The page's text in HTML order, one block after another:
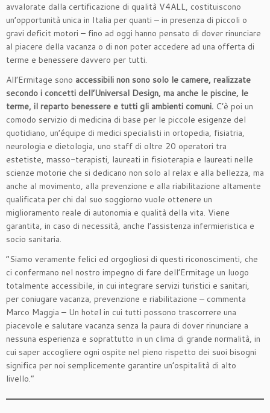
avvalorate dalla certificazione di qualità V4ALL, costituiscono
un’opportunità unica in Italia per quanti – in presenza di piccoli o
gravi deficit motori – fino ad oggi hanno pensato di dover rinunciare
al piacere della vacanza o di non poter accedere ad una offerta di
terme e benessere davvero per tutti.
All’Ermitage sono accessibili non sono solo le camere, realizzate
secondo i concetti dell’Universal Design, ma anche le piscine, le
terme, il reparto benessere e tutti gli ambienti comuni. C’è poi un
comodo servizio di medicina di base per le piccole esigenze del
quotidiano, un’équipe di medici specialisti in ortopedia, fisiatria,
neurologia e dietologia, uno staff di oltre 20 operatori tra
estetiste, masso-terapisti, laureati in fisioterapia e laureati nelle
scienze motorie che si dedicano non solo al relax e alla bellezza, ma
anche al movimento, alla prevenzione e alla riabilitazione altamente
qualificata per chi dal suo soggiorno vuole ottenere un
miglioramento reale di autonomia e qualità della vita. Viene
garantita, in caso di necessità, anche l’assistenza infermieristica e
socio sanitaria.
“Siamo veramente felici ed orgogliosi di questi riconoscimenti, che
ci confermano nel nostro impegno di fare dell’Ermitage un luogo
totalmente accessibile, in cui integrare servizi turistici e sanitari,
per coniugare vacanza, prevenzione e riabilitazione – commenta
Marco Maggia – Un hotel in cui tutti possono trascorrere una
piacevole e salutare vacanza senza la paura di dover rinunciare a
nessuna esperienza e soprattutto in un clima di grande normalità, in
cui saper accogliere ogni ospite nel pieno rispetto dei suoi bisogni
significa per noi semplicemente garantire un’ospitalità di alto
livello.”